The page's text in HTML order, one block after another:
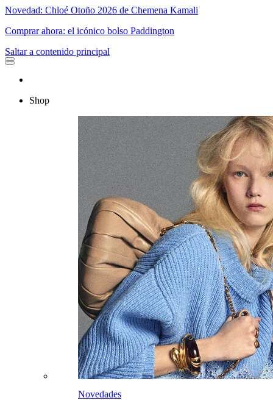
Novedad: Chloé Otoño 2026 de Chemena Kamali
Comprar ahora: el icónico bolso Paddington
Saltar a contenido principal
Shop
Novedades